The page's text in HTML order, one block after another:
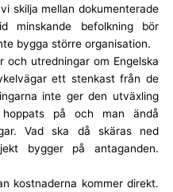
skilja mellan dokumenterade
minskande befolkning bör
bygga större organisation.
och utredningar om Engelska
ett stenkast från de
inte ger den utväxling
på och man ändå
Vad ska då skäras ned
bygger på antaganden.
kostnaderna kommer direkt.